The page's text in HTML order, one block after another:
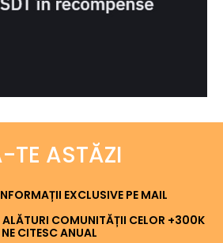
TE ASTĂZI
EXCLUSIVE PE MAIL
ALĂTURI COMUNITĂȚII CELOR +300K
CITESC ANUAL